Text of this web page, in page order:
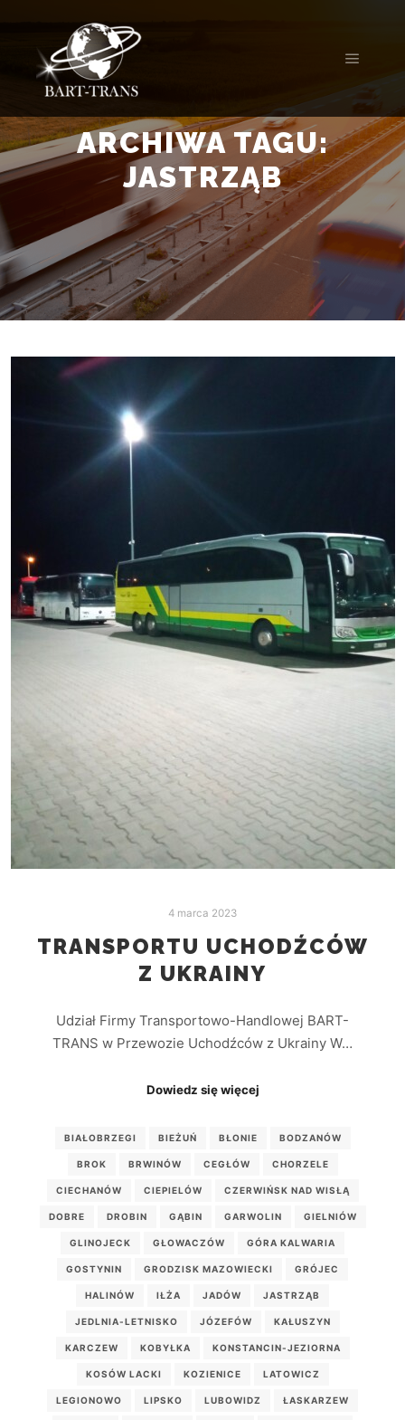
ARCHIWA TAGU:
JASTRZĄB
4 marca 2023
TRANSPORTU UCHODŹCÓW
Z UKRAINY
Udział Firmy Transportowo-Handlowej BART-
TRANS w Przewozie Uchodźców z Ukrainy W…
Dowiedz się więcej
BIAŁOBRZEGI BIEŻUŃ BŁONIE BODZANÓW
BROK BRWINÓW CEGŁÓW CHORZELE
CIECHANÓW CIEPIELÓW CZERWIŃSK NAD WISŁĄ
DOBRE DROBIN GĄBIN GARWOLIN GIELNIÓW
GLINOJECK GŁOWACZÓW GÓRA KALWARIA
GOSTYNIN GRODZISK MAZOWIECKI GRÓJEC
HALINÓW IŁŻA JADÓW JASTRZĄB
JEDLNIA-LETNISKO JÓZEFÓW KAŁUSZYN
KARCZEW KOBYŁKA KONSTANCIN-JEZIORNA
KOSÓW LACKI KOZIENICE LATOWICZ
LEGIONOWO LIPSKO LUBOWIDZ ŁASKARZEW